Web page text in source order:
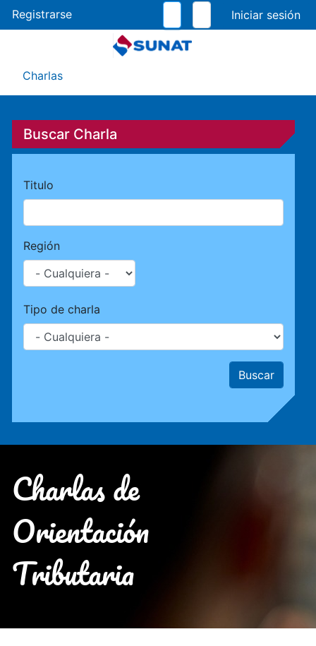
al
contenido
Registrarse
Menú Asistente
Charlas
Buscar Charla
Titulo
Región
Tipo de charla
Charlas de
Orientación
Tributaria